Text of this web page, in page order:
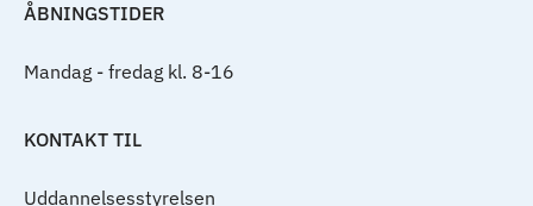
ÅBNINGSTIDER
Mandag - fredag kl. 8-16
KONTAKT TIL
Uddannelsesstyrelsen